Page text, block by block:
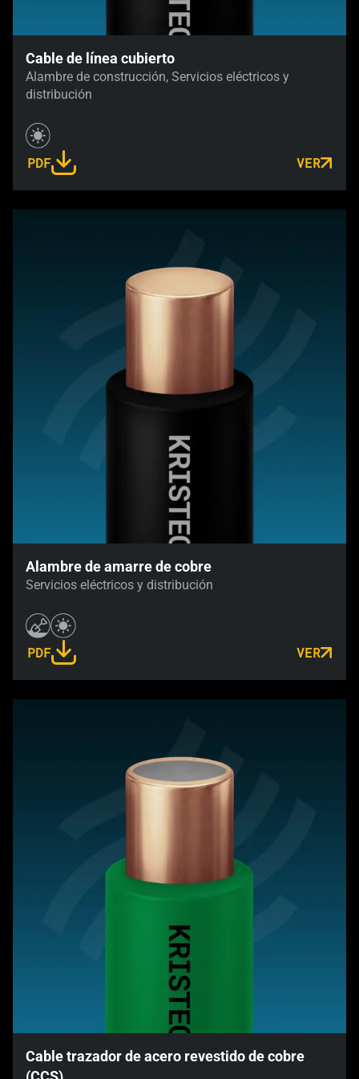
Cable de línea cubierto
Alambre de construcción, Servicios eléctricos y
distribución
LINK OPENS IN A NEW TAB
PDF VER
Alambre de amarre de cobre
Servicios eléctricos y distribución
LINK OPENS IN A NEW TAB
PDF VER
Cable trazador de acero revestido de cobre